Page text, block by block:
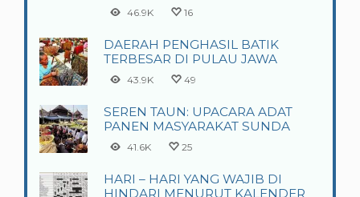
46.9K 16
DAERAH PENGHASIL BATIK
TERBESAR DI PULAU JAWA
43.9K 49
SEREN TAUN: UPACARA ADAT
PANEN MASYARAKAT SUNDA
41.6K 25
HARI – HARI YANG WAJIB DI
HINDARI MENURUT KALENDER